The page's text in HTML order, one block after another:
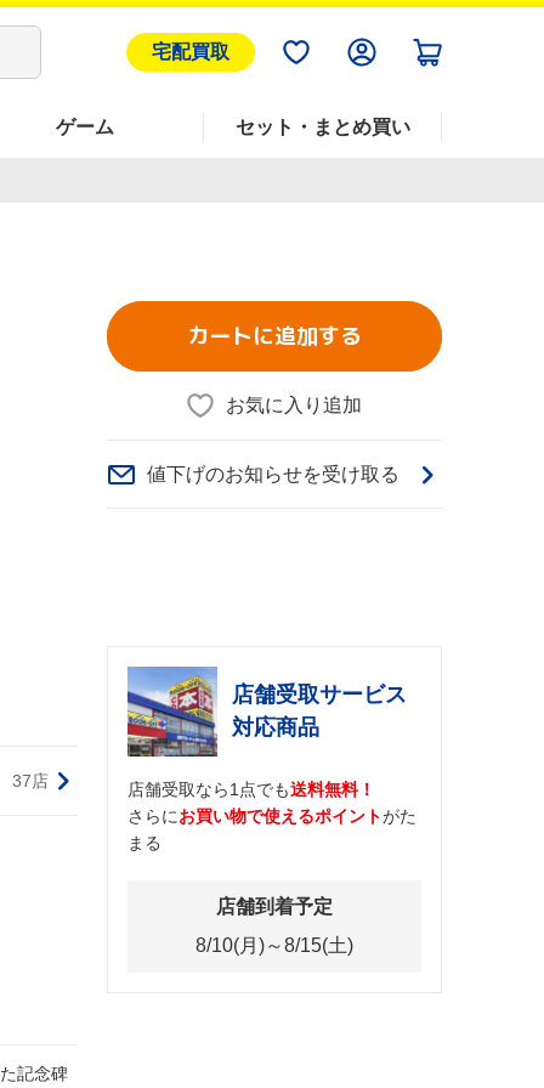
宅配買取
ゲーム セット・まとめ買い
37店
記念碑
カートに追加する
お気に入り追加
値下げのお知らせを受け取る
店舗受取サービス
対応商品
店舗受取なら1点でも送料無料！
さらにお買い物で使えるポイントがた
まる
店舗到着予定
8/10(月)～8/15(土)